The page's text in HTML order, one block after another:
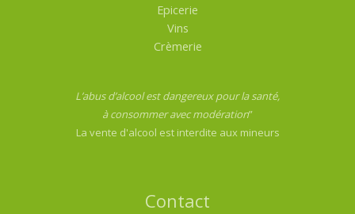
Epicerie
Vins
Crèmerie
L’abus d’alcool est dangereux pour la santé,
à consommer avec modération”
La vente d'alcool est interdite aux mineurs
Contact